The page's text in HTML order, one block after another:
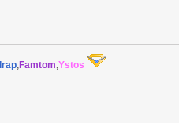
,Famtom,Ystos